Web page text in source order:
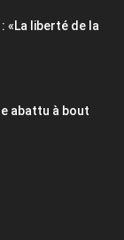
«La liberté de la
abattu à bout